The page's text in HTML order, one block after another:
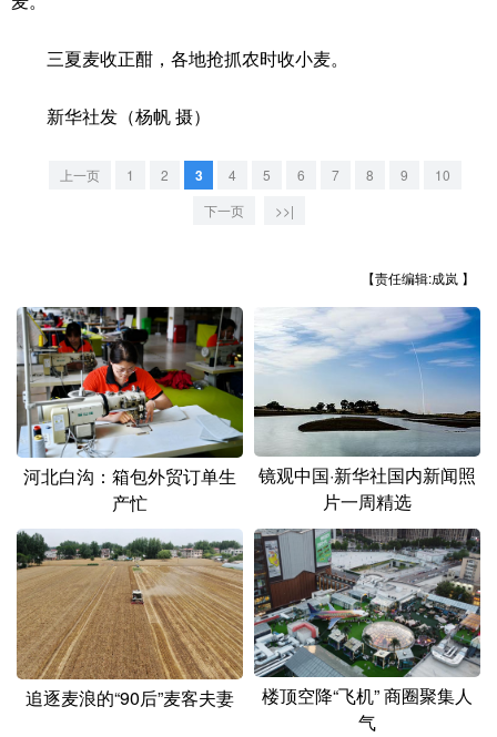
文化产业
辽宁 吉林 上海 江苏
浙江 安徽 福建 江西
山东 河南 湖北 湖南
广东 广西 重庆
四川 贵州 云南 西藏
陕西 甘肃 青海 宁夏
新疆 内蒙古 黑龙江
多语种频道
三夏麦收正酣，各地抢抓农时收小麦。
新华社发（杨帆 摄）
上一页 1 2 3 4 5 6 7 8 9
10
下一页
>>|
【责任编辑:成岚 】
河北白沟：箱包外贸订单生
产忙
镜观中国·新华社国内新闻照
片一周精选
追逐麦浪的“90后”麦客夫妻
楼顶空降“飞机” 商圈聚集人
气